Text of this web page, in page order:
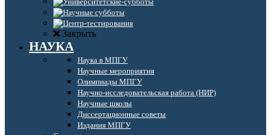
Закрыть
НАУКА
Наука в МПГУ
Научные мероприятия
Олимпиады МПГУ
Научно-исследовательская работа (НИР)
Научные школы
Диссертационные советы
Издания МПГУ